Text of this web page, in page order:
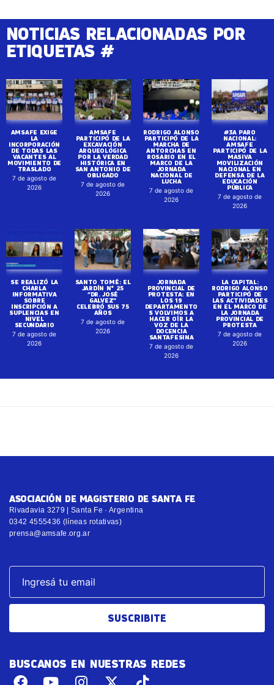
NOTICIAS RELACIONADAS POR
ETIQUETAS #
AMSAFE EXIGE
LA
INCORPORACIÓN
DE TODAS LAS
VACANTES AL
MOVIMIENTO DE
TRASLADO
7 de agosto de
2026
AMSAFE
PARTICIPÓ DE LA
EXCAVACIÓN
ARQUEOLÓGICA
POR LA VERDAD
HISTÓRICA EN
SAN ANTONIO DE
OBLIGADO
7 de agosto de
2026
RODRIGO ALONSO
PARTICIPÓ DE LA
MARCHA DE
ANTORCHAS EN
ROSARIO EN EL
MARCO DE LA
JORNADA
NACIONAL DE
LUCHA
7 de agosto de
2026
#3A PARO
NACIONAL:
AMSAFE
PARTICIPÓ DE LA
MASIVA
MOVILIZACIÓN
NACIONAL EN
DEFENSA DE LA
EDUCACIÓN
PÚBLICA
7 de agosto de
2026
SE REALIZÓ LA
CHARLA
INFORMATIVA
SOBRE
INSCRIPCIÓN A
SUPLENCIAS EN
NIVEL
SECUNDARIO
7 de agosto de
2026
SANTO TOMÉ: EL
JARDÍN N° 25
“DR. JOSÉ
GALVEZ”
CELEBRÓ SUS 75
AÑOS
7 de agosto de
2026
JORNADA
PROVINCIAL DE
PROTESTA: EN
LOS 19
DEPARTAMENTO
S VOLVIMOS A
HACER OÍR LA
VOZ DE LA
DOCENCIA
SANTAFESINA
7 de agosto de
2026
LA CAPITAL:
RODRIGO ALONSO
PARTICIPÓ DE
LAS ACTIVIDADES
EN EL MARCO DE
LA JORNADA
PROVINCIAL DE
PROTESTA
7 de agosto de
2026
ASOCIACIÓN DE MAGISTERIO DE SANTA FE
Rivadavia 3279 | Santa Fe · Argentina
0342 4555436 (líneas rotativas)
prensa@amsafe.org.ar
SUSCRIBITE
BUSCANOS EN NUESTRAS REDES